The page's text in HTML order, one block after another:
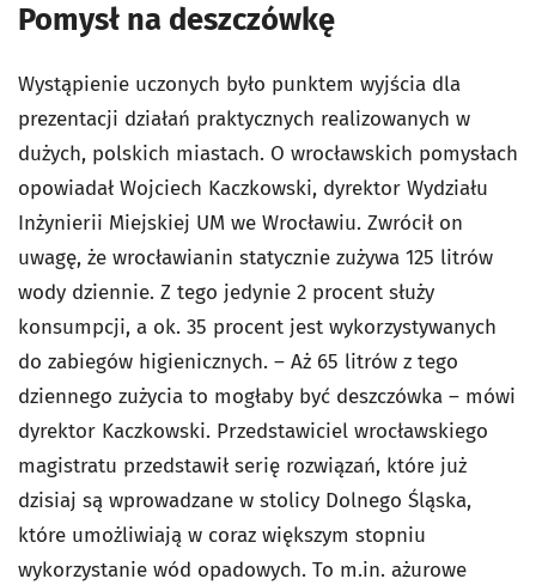
Pomysł na deszczówkę
Wystąpienie uczonych było punktem wyjścia dla
prezentacji działań praktycznych realizowanych w
dużych, polskich miastach. O wrocławskich pomysłach
opowiadał Wojciech Kaczkowski, dyrektor Wydziału
Inżynierii Miejskiej UM we Wrocławiu. Zwrócił on
uwagę, że wrocławianin statycznie zużywa 125 litrów
wody dziennie. Z tego jedynie 2 procent służy
konsumpcji, a ok. 35 procent jest wykorzystywanych
do zabiegów higienicznych. – Aż 65 litrów z tego
dziennego zużycia to mogłaby być deszczówka – mówi
dyrektor Kaczkowski. Przedstawiciel wrocławskiego
magistratu przedstawił serię rozwiązań, które już
dzisiaj są wprowadzane w stolicy Dolnego Śląska,
które umożliwiają w coraz większym stopniu
wykorzystanie wód opadowych. To m.in. ażurowe